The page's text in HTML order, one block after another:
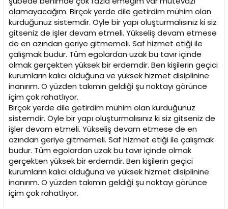
olamayacağım. Birçok yerde dile getirdim mühim olan
kurduğunuz sistemdir. Öyle bir yapı oluşturmalısınız ki siz
gitseniz de işler devam etmeli. Yükseliş devam etmese
de en azından geriye gitmemeli. Saf hizmet etiği ile
çalışmak budur. Tüm egolardan uzak bu tavır içinde
olmak gerçekten yüksek bir erdemdir. Ben kişilerin geçici
kurumların kalıcı olduğuna ve yüksek hizmet disiplinine
inanırım. O yüzden takımın geldiği şu noktayı görünce
içim çok rahatlıyor.
Birçok yerde dile getirdim mühim olan kurduğunuz
sistemdir. Öyle bir yapı oluşturmalısınız ki siz gitseniz de
işler devam etmeli. Yükseliş devam etmese de en
azından geriye gitmemeli. Saf hizmet etiği ile çalışmak
budur. Tüm egolardan uzak bu tavır içinde olmak
gerçekten yüksek bir erdemdir. Ben kişilerin geçici
kurumların kalıcı olduğuna ve yüksek hizmet disiplinine
inanırım. O yüzden takımın geldiği şu noktayı görünce
içim çok rahatlıyor.